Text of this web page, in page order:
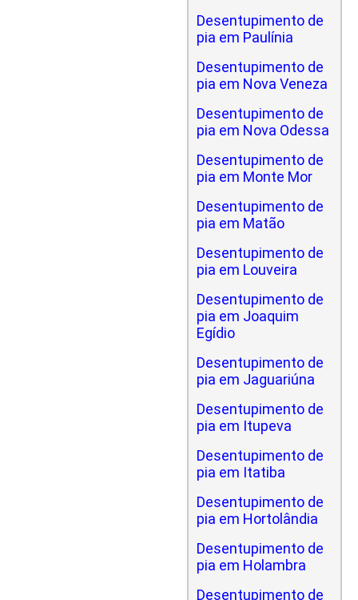
Desentupimento de
pia em Paulínia
Desentupimento de
pia em Nova Veneza
Desentupimento de
pia em Nova Odessa
Desentupimento de
pia em Monte Mor
Desentupimento de
pia em Matão
Desentupimento de
pia em Louveira
Desentupimento de
pia em Joaquim
Egídio
Desentupimento de
pia em Jaguariúna
Desentupimento de
pia em Itupeva
Desentupimento de
pia em Itatiba
Desentupimento de
pia em Hortolândia
Desentupimento de
pia em Holambra
Desentupimento de